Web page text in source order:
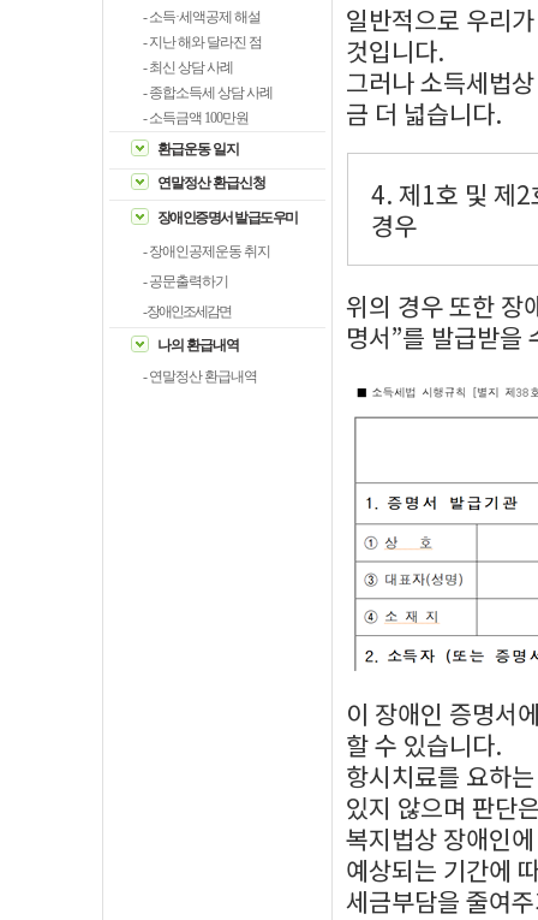
- 소득·세액공제 해설
- 지난 해와 달라진 점
- 최신 상담 사례
- 종합소득세 상담 사례
- 소득금액 100만원
환급운동 일지
연말정산 환급신청
장애인증명서 발급도우미
- 장애인공제운동 취지
- 공문출력하기
- 장애인조세감면
나의 환급내역
- 연말정산 환급내역
일반적으로 우리
것입니다.
그러나 소득세법
금 더 넓습니다.
4. 제1호 및 제2
경우
위의 경우 또한 장
명서”를 발급받을
이 장애인 증명서
할 수 있습니다.
항시치료를 요하
있지 않으며 판단
복지법상 장애인
예상되는 기간에
세금부담을 줄여